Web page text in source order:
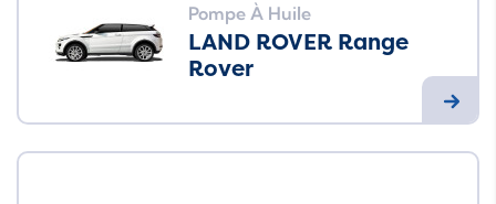
Pompe À Huile
LAND ROVER Range
Rover